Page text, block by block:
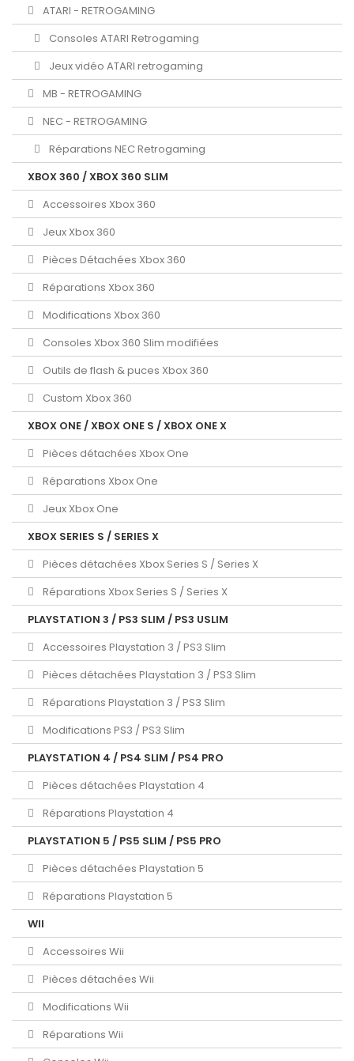
ATARI - RETROGAMING
Consoles ATARI Retrogaming
Jeux vidéo ATARI retrogaming
MB - RETROGAMING
NEC - RETROGAMING
Réparations NEC Retrogaming
XBOX 360 / XBOX 360 SLIM
Accessoires Xbox 360
Jeux Xbox 360
Pièces Détachées Xbox 360
Réparations Xbox 360
Modifications Xbox 360
Consoles Xbox 360 Slim modifiées
Outils de flash & puces Xbox 360
Custom Xbox 360
XBOX ONE / XBOX ONE S / XBOX ONE X
Pièces détachées Xbox One
Réparations Xbox One
Jeux Xbox One
XBOX SERIES S / SERIES X
Pièces détachées Xbox Series S / Series X
Réparations Xbox Series S / Series X
PLAYSTATION 3 / PS3 SLIM / PS3 USLIM
Accessoires Playstation 3 / PS3 Slim
Pièces détachées Playstation 3 / PS3 Slim
Réparations Playstation 3 / PS3 Slim
Modifications PS3 / PS3 Slim
PLAYSTATION 4 / PS4 SLIM / PS4 PRO
Pièces détachées Playstation 4
Réparations Playstation 4
PLAYSTATION 5 / PS5 SLIM / PS5 PRO
Pièces détachées Playstation 5
Réparations Playstation 5
WII
Accessoires Wii
Pièces détachées Wii
Modifications Wii
Réparations Wii